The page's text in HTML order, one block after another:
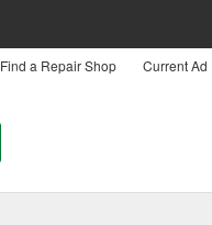
Find a Repair Shop Current Ad